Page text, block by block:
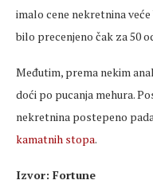
imalo cene nekretnina
bilo precenjeno čak za 50
Međutim, prema nekim
doći po pucanja mehura.
nekretnina postepeno
kamatnih stopa.
Izvor: Fortune